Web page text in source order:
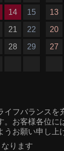
14
15
21
22
28
29
13
20
27
イフバランスを
お客様各位に
お願い申し上
ります